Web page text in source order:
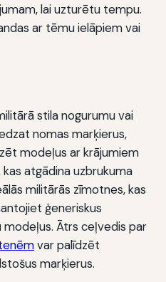
lai uzturētu tempu.
ar tēmu ielāpiem vai
stila nogurumu vai
nomas marķierus,
modeļus ar krājumiem
atgādina uzbrukuma
militārās zīmotnes, kas
ģeneriskus
Ātrs ceļvedis par
var palīdzēt
marķierus.